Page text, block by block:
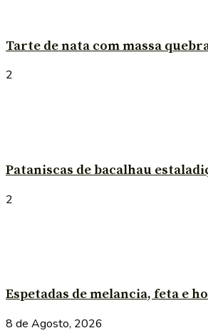
Tarte de nata com massa
2
Pataniscas de bacalhau
2
Espetadas de melancia, feta e
8 de Agosto, 2026